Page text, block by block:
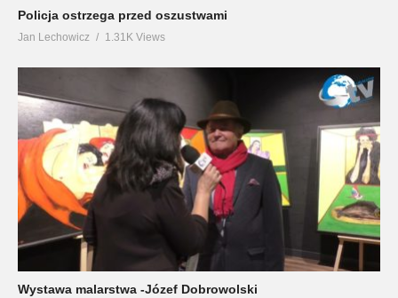
Policja ostrzega przed oszustwami
Jan Lechowicz 1.31K Views
Wystawa malarstwa -Józef Dobrowolski